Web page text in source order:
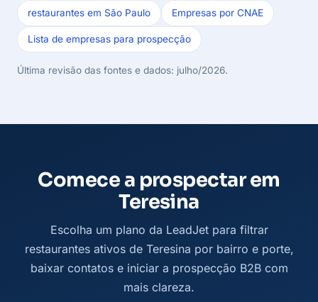
restaurantes em São Paulo Empresas por CNAE
Lista de empresas para prospecção
Última revisão das fontes e dados: julho/2026.
Comece a prospectar em
Teresina
Escolha um plano da LeadJet para filtrar
restaurantes ativos de Teresina por bairro e porte,
baixar contatos e iniciar a prospecção B2B com
mais clareza.